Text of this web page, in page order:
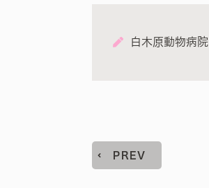
白木原動物病院
PREV